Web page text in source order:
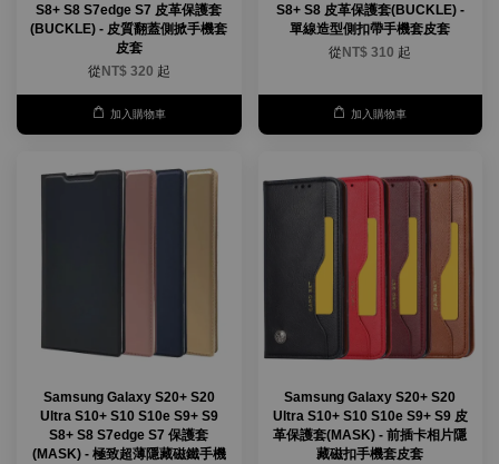
S8+ S8 S7edge S7 皮革保護套
(BUCKLE) - 皮質翻蓋側掀手機套
皮套
從 NT$ 320 起
加入購物車
S8+ S8 皮革保護套(BUCKLE) -
單線造型側扣帶手機套皮套
從 NT$ 310 起
加入購物車
Samsung Galaxy S20+ S20
Ultra S10+ S10 S10e S9+ S9
S8+ S8 S7edge S7 保護套
(MASK) - 極致超薄隱藏磁鐵手機
Samsung Galaxy S20+ S20
Ultra S10+ S10 S10e S9+ S9 皮
革保護套(MASK) - 前插卡相片隱
藏磁扣手機套皮套